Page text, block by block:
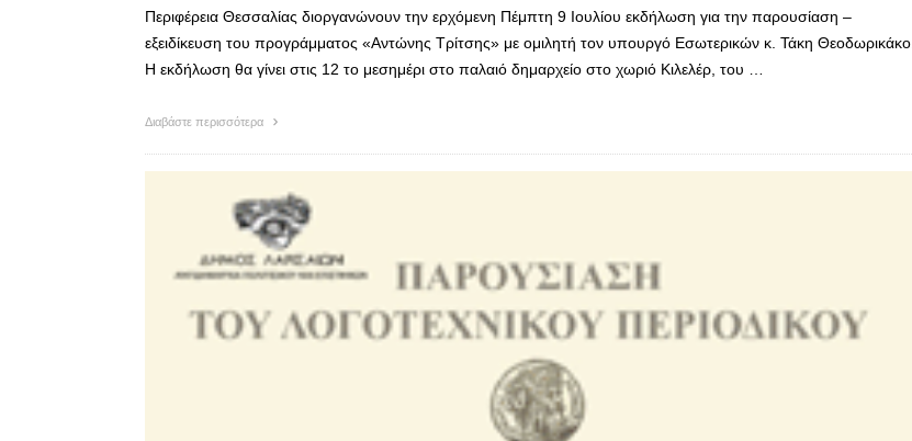
Περιφέρεια Θεσσαλίας διοργανώνουν την ερχόμενη Πέμπτη 9 Ιουλίου εκδήλωση για την παρουσίαση –
εξειδίκευση του προγράμματος «Αντώνης Τρίτσης» με ομιλητή τον υπουργό Εσωτερικών κ. Τάκη Θεοδωρικάκο.
Η εκδήλωση θα γίνει στις 12 το μεσημέρι στο παλαιό δημαρχείο στο χωριό Κιλελέρ, του …
Διαβάστε περισσότερα